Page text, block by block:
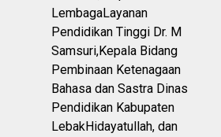
LembagaLayanan
Pendidikan Tinggi Dr. M
Samsuri,Kepala Bidang
Pembinaan Ketenagaan
Bahasa dan Sastra Dinas
Pendidikan Kabupaten
LebakHidayatullah, dan